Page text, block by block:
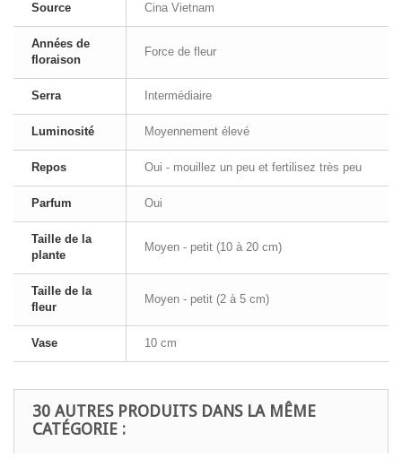
Source Cina Vietnam
Années de
floraison
Force de fleur
Serra Intermédiaire
Luminosité Moyennement élevé
Repos Oui - mouillez un peu et fertilisez très peu
Parfum Oui
Taille de la
plante
Moyen - petit (10 à 20 cm)
Taille de la
fleur
Moyen - petit (2 à 5 cm)
Vase 10 cm
30 AUTRES PRODUITS DANS LA MÊME
CATÉGORIE :